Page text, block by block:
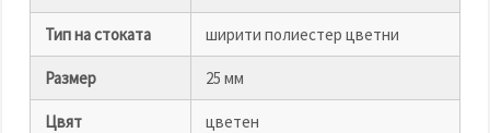
Приеми
всички
Настройки
на
Тип на стоката ширити полиестер цветни
Размер 25 мм
Цвят цветен